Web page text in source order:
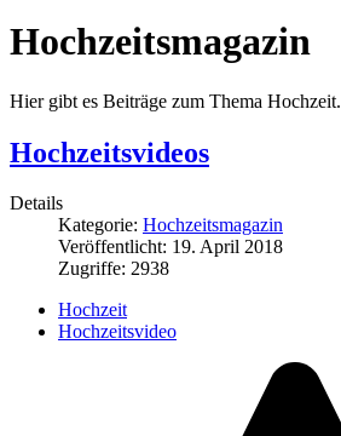
Hochzeitsmagazin
Hier gibt es Beiträge zum Thema Hochzeit.
Hochzeitsvideos
Details
Kategorie: Hochzeitsmagazin
Veröffentlicht: 19. April 2018
Zugriffe: 2938
Hochzeit
Hochzeitsvideo